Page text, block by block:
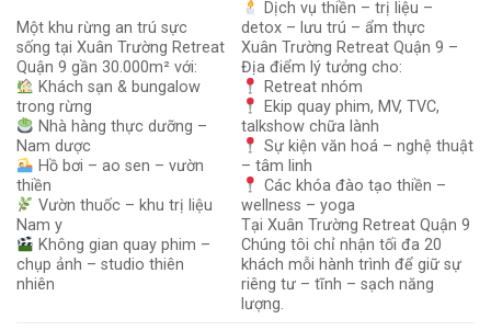
Một khu rừng an trú sực
sống tại Xuân Trường Retreat
Quận 9 gần 30.000m² với:
Khách sạn & bungalow
trong rừng
Nhà hàng thực dưỡng –
Nam dược
Hồ bơi – ao sen – vườn
thiền
Vườn thuốc – khu trị liệu
Nam y
Không gian quay phim –
chụp ảnh – studio thiên
nhiên
Dịch vụ thiền – trị liệu –
detox – lưu trú – ẩm thực
Xuân Trường Retreat Quận 9 –
Địa điểm lý tưởng cho:
Retreat nhóm
Ekip quay phim, MV, TVC,
talkshow chữa lành
Sự kiện văn hoá – nghệ thuật
– tâm linh
Các khóa đào tạo thiền –
wellness – yoga
Tại Xuân Trường Retreat Quận 9
Chúng tôi chỉ nhận tối đa 20
khách mỗi hành trình để giữ sự
riêng tư – tĩnh – sạch năng
lượng.